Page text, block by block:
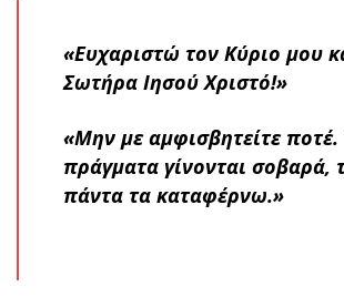
«Ευχαριστώ τον Κύριο μου
Σωτήρα Ιησού Χριστό!»
«Μην με αμφισβητείτε
πράγματα γίνονται σοβαρά,
πάντα τα καταφέρνω.»